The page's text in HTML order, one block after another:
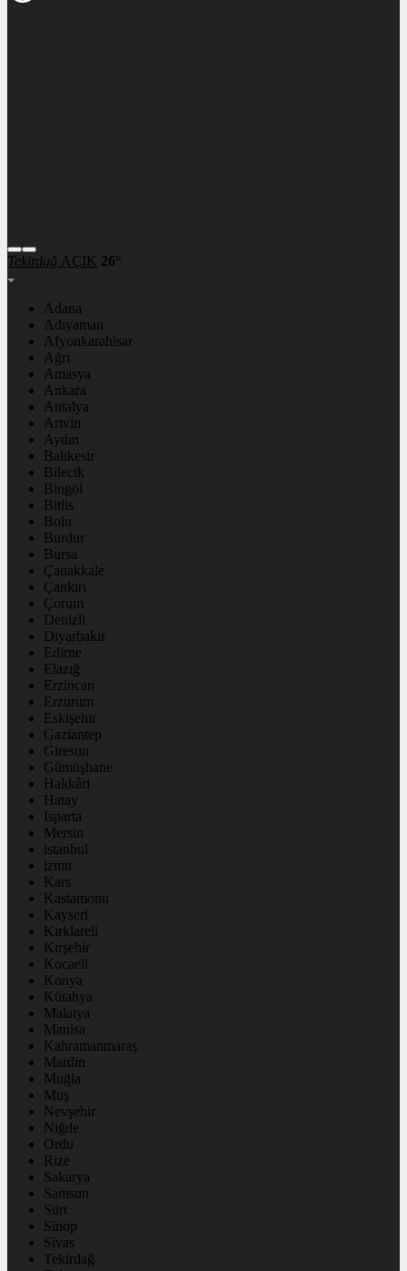
Tekirdağ AÇIK 26°
Adana
Adıyaman
Afyonkarahisar
Ağrı
Amasya
Ankara
Antalya
Artvin
Aydın
Balıkesir
Bilecik
Bingöl
Bitlis
Bolu
Burdur
Bursa
Çanakkale
Çankırı
Çorum
Denizli
Diyarbakır
Edirne
Elazığ
Erzincan
Erzurum
Eskişehir
Gaziantep
Giresun
Gümüşhane
Hakkâri
Hatay
Isparta
Mersin
istanbul
izmir
Kars
Kastamonu
Kayseri
Kırklareli
Kırşehir
Kocaeli
Konya
Kütahya
Malatya
Manisa
Kahramanmaraş
Mardin
Muğla
Muş
Nevşehir
Niğde
Ordu
Rize
Sakarya
Samsun
Siirt
Sinop
Sivas
Tekirdağ